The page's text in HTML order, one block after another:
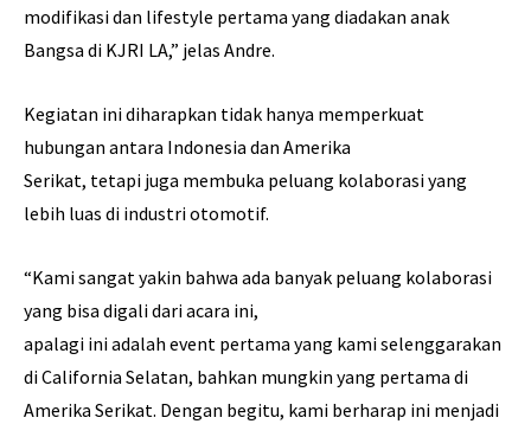
modifikasi dan lifestyle pertama yang diadakan anak
Bangsa di KJRI LA,” jelas Andre.
Kegiatan ini diharapkan tidak hanya memperkuat
hubungan antara Indonesia dan Amerika
Serikat, tetapi juga membuka peluang kolaborasi yang
lebih luas di industri otomotif.
“Kami sangat yakin bahwa ada banyak peluang kolaborasi
yang bisa digali dari acara ini,
apalagi ini adalah event pertama yang kami selenggarakan
di California Selatan, bahkan mungkin yang pertama di
Amerika Serikat. Dengan begitu, kami berharap ini menjadi